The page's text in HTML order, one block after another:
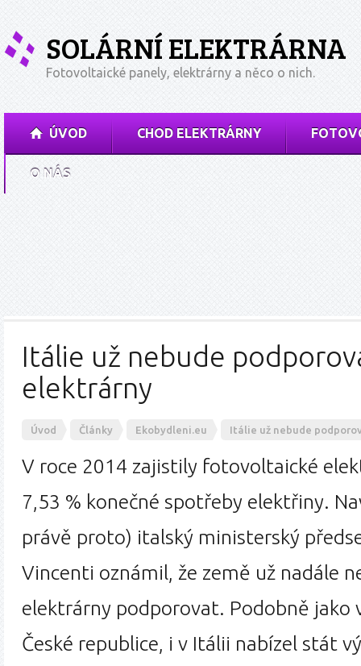
SOLÁRNÍ ELEKTRÁRNA
Fotovoltaické panely, elektrárny a něco o nich.
ÚVOD CHOD ELEKTRÁRNY
O NÁS
Itálie už nebude
elektrárny
Úvod Články Ekobydleni.eu Itálie už nebude
V roce 2014 zajistily fotovoltaické
7,53 % konečné spotřeby elektřiny.
právě proto) italský ministerský
Vincenti oznámil, že země už nadále
elektrárny podporovat. Podobně jako
České republice, i v Itálii nabízel stát